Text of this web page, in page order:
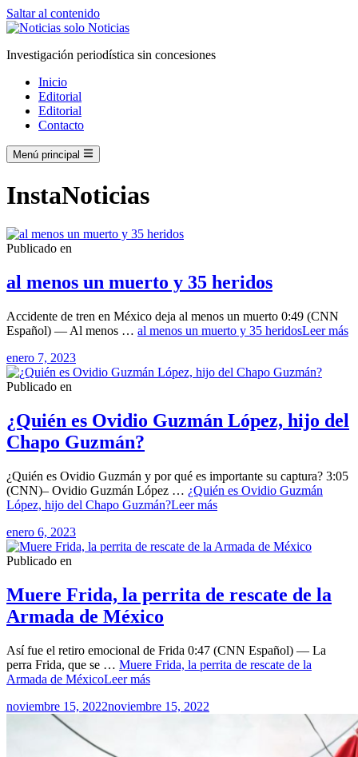
Saltar al contenido
Investigación periodística sin concesiones
Inicio
Editorial
Editorial
Contacto
Menú principal
InstaNoticias
Publicado en
al menos un muerto y 35 heridos
Accidente de tren en México deja al menos un muerto 0:49 (CNN
Español) — Al menos … al menos un muerto y 35 heridosLeer más
enero 7, 2023
Publicado en
¿Quién es Ovidio Guzmán López, hijo del
Chapo Guzmán?
¿Quién es Ovidio Guzmán y por qué es importante su captura? 3:05
(CNN)– Ovidio Guzmán López … ¿Quién es Ovidio Guzmán
López, hijo del Chapo Guzmán?Leer más
enero 6, 2023
Publicado en
Muere Frida, la perrita de rescate de la
Armada de México
Así fue el retiro emocional de Frida 0:47 (CNN Español) — La
perra Frida, que se … Muere Frida, la perrita de rescate de la
Armada de MéxicoLeer más
noviembre 15, 2022noviembre 15, 2022